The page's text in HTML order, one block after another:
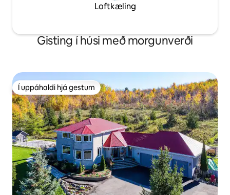
Loftkæling
Gisting í húsi með morgunverði
Í uppáhaldi hjá gestum
Í uppáhaldi hjá gestum